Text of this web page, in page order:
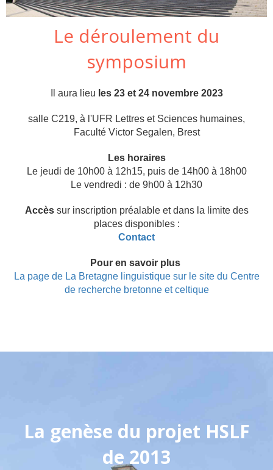
Le déroulement du
symposium
Il aura lieu les 23 et 24 novembre 2023
salle C219, à l'UFR Lettres et Sciences humaines,
Faculté Victor Segalen, Brest
Les horaires
Le jeudi de 10h00 à 12h15, puis de 14h00 à 18h00
Le vendredi : de 9h00 à 12h30
Accèssur inscription préalable et dans la limite des
places disponibles :
Contact
Pour en savoir plus
La page de La Bretagne linguistique sur le site du Centre
de recherche bretonne et celtique
La genèse du projet HSLF
de 2013